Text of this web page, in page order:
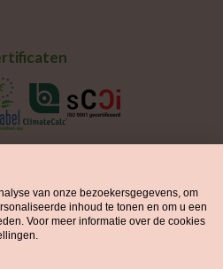
van onze bezoekersgegevens, om
inhoud te tonen en om u een
Voor meer informatie over de cookies